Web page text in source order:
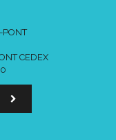
PONT
CEDEX